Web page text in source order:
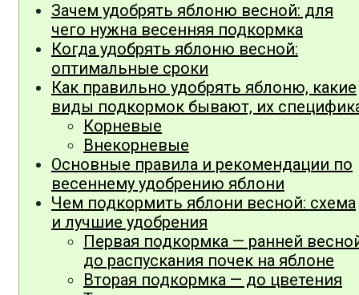
Зачем удобрять яблоню весной: для
чего нужна весенняя подкормка
Когда удобрять яблоню весной:
оптимальные сроки
Как правильно удобрять яблоню, какие
виды подкормок бывают, их
Корневые
Внекорневые
Основные правила и рекомендации по
весеннему удобрению яблони
Чем подкормить яблони весной: схема
и лучшие удобрения
Первая подкормка — ранней
до распускания почек на яблоне
Вторая подкормка — до цветения